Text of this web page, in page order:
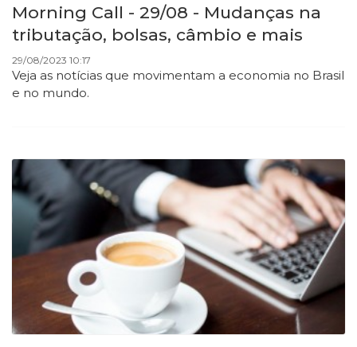
Morning Call - 29/08 - Mudanças na
tributação, bolsas, câmbio e mais
29/08/2023 10:17
Veja as notícias que movimentam a economia no Brasil
e no mundo.